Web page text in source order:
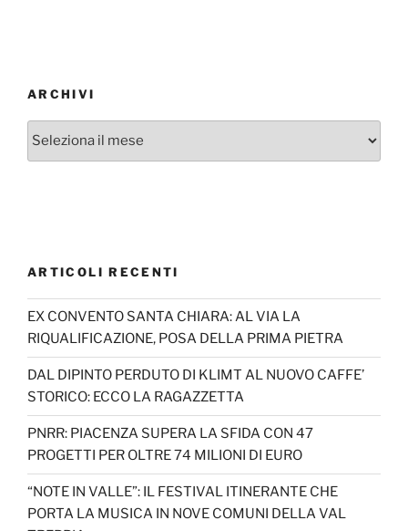
ARCHIVI
Archivi
ARTICOLI RECENTI
EX CONVENTO SANTA CHIARA: AL VIA LA
RIQUALIFICAZIONE, POSA DELLA PRIMA PIETRA
DAL DIPINTO PERDUTO DI KLIMT AL NUOVO CAFFE’
STORICO: ECCO LA RAGAZZETTA
PNRR: PIACENZA SUPERA LA SFIDA CON 47
PROGETTI PER OLTRE 74 MILIONI DI EURO
“NOTE IN VALLE”: IL FESTIVAL ITINERANTE CHE
PORTA LA MUSICA IN NOVE COMUNI DELLA VAL